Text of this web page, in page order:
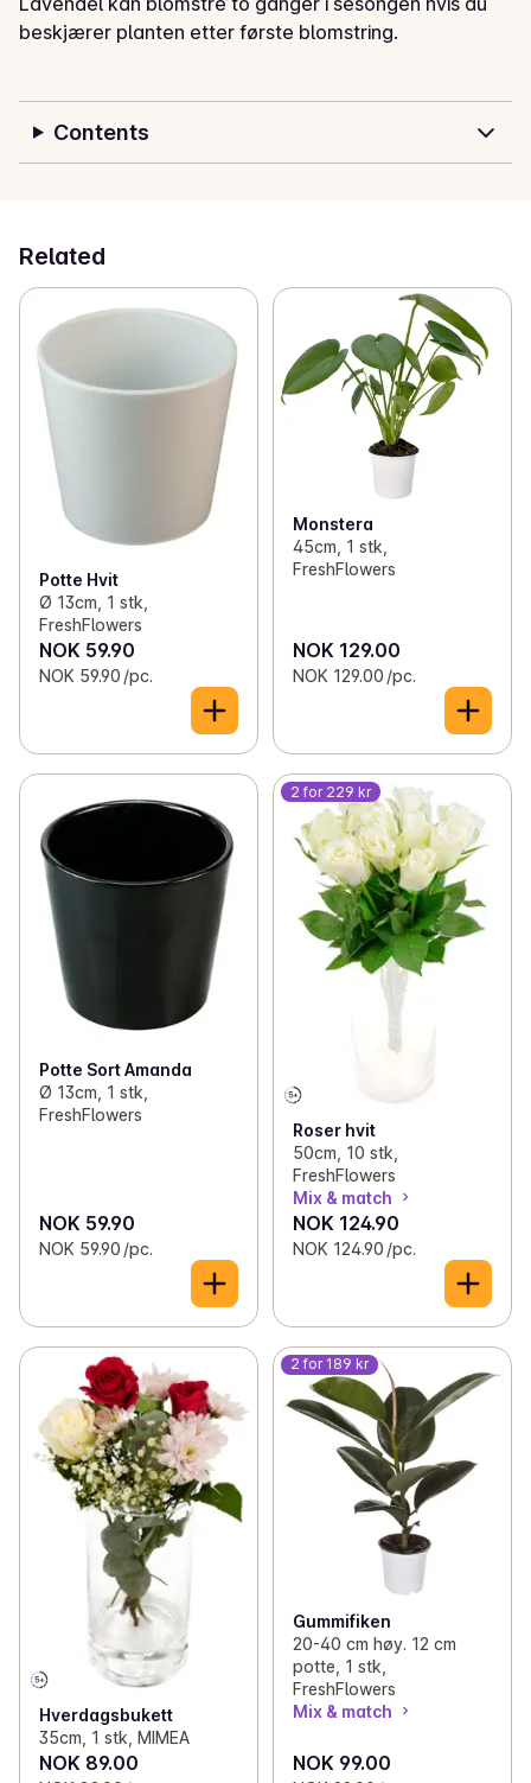
beskjærer planten etter første blomstring.
Contents
Related
Potte Hvit
Ø 13cm, 1 stk,
FreshFlowers
NOK 59.90
NOK 59.90 /pc.
Monstera
45cm, 1 stk,
FreshFlowers
NOK 129.00
NOK 129.00 /pc.
Potte Sort Amanda
Ø 13cm, 1 stk,
FreshFlowers
NOK 59.90
NOK 59.90 /pc.
2 for 229 kr
Roser hvit
50cm, 10 stk,
FreshFlowers
Mix & match
NOK 124.90
NOK 124.90 /pc.
Hverdagsbukett
35cm, 1 stk, MIMEA
NOK 89.00
2 for 189 kr
Gummifiken
20-40 cm høy. 12 cm
potte, 1 stk,
FreshFlowers
Mix & match
NOK 99.00